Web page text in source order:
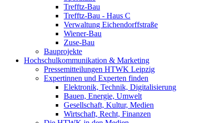
Trefftz-Bau
Trefftz-Bau - Haus C
Verwaltung Eichendorffstraße
Wiener-Bau
Zuse-Bau
Bauprojekte
Hochschulkommunikation & Marketing
Pressemitteilungen HTWK Leipzig
Expertinnen und Experten finden
Elektronik, Technik, Digitalisierung
Bauen, Energie, Umwelt
Gesellschaft, Kultur, Medien
Wirtschaft, Recht, Finanzen